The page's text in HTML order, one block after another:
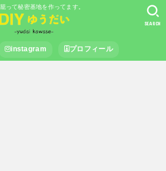
って秘密基地を作ってます。
instagram プロフィール
SEARCH